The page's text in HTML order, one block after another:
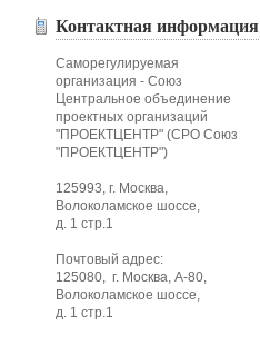
Контактная информация
Саморегулируемая
организация - Союз
Центральное объединение
проектных организаций
"ПРОЕКТЦЕНТР" (СРО Союз
"ПРОЕКТЦЕНТР")
125993, г. Москва,
Волоколамское шоссе,
д. 1 стр.1
Почтовый адрес:
125080, г. Москва, А-80,
Волоколамское шоссе,
д. 1 стр.1